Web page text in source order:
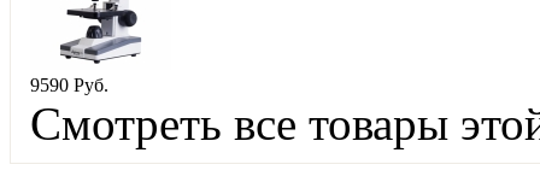
9590 Руб.
Смотреть все товары